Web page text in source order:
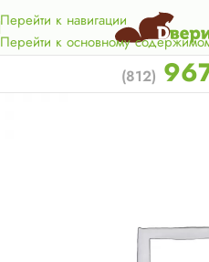
Перейти к навигации
Перейти к основному
км. от
(812)